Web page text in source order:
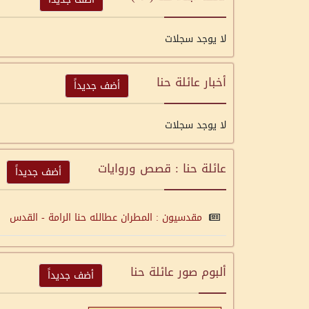
لا يوجد سجلات
أخبار عائلة حنا أضف جديداً
لا يوجد سجلات
عائلة حنا : قصص وروايات أضف جديداً
مقدسيون : المطران عطالله حنا الرامة - القدس
ألبوم صور عائلة حنا أضف جديداً